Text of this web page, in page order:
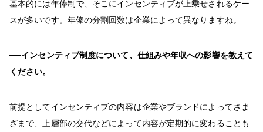
基本的には年俸制で、そこにインセンティブが上乗せされるケー
スが多いです。年俸の分割回数は企業によって異なりますね。
──インセンティブ制度について、仕組みや年収への影響を教えて
ください。
前提としてインセンティブの内容は企業やブランドによってさま
ざまで、上層部の交代などによって内容が定期的に変わることも